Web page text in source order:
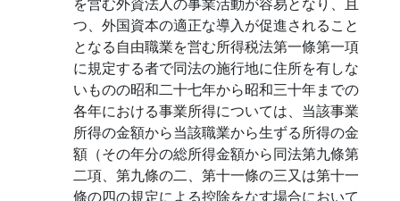
つ、外国資本の適正な導入が促進されること
となる自由職業を営む所得税法第一條第一項
に規定する者で同法の施行地に住所を有しな
いものの昭和二十七年から昭和三十年までの
各年における事業所得については、当該事業
所得の金額から当該職業から生ずる所得の金
額（その年分の総所得金額から同法第九條第
二項、第九條の二、第十一條の三又は第十一
條の四の規定による控除をなす場合において